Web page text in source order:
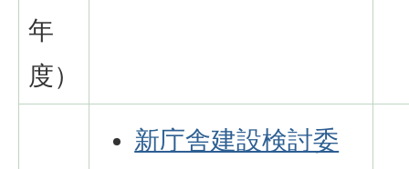
年
度）
新庁舎建設検討委